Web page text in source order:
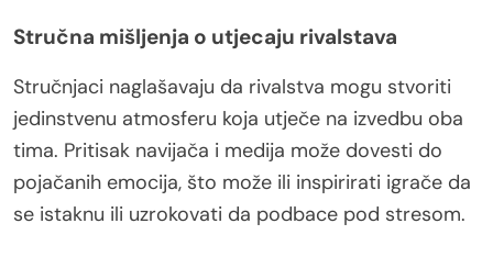
Stručna mišljenja o utjecaju rivalstava
Stručnjaci naglašavaju da rivalstva mogu stvoriti
jedinstvenu atmosferu koja utječe na izvedbu oba
tima. Pritisak navijača i medija može dovesti do
pojačanih emocija, što može ili inspirirati igrače da
se istaknu ili uzrokovati da podbace pod stresom.